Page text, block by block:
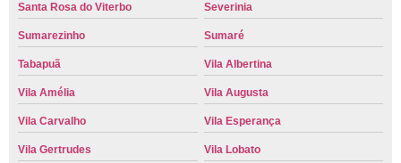
Santa Rosa do Viterbo Severinia
Sumarezinho Sumaré
Tabapuã Vila Albertina
Vila Amélia Vila Augusta
Vila Carvalho Vila Esperança
Vila Gertrudes Vila Lobato